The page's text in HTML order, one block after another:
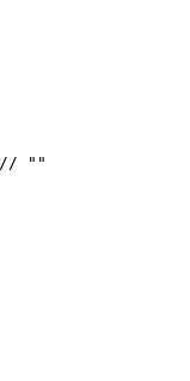
// ""